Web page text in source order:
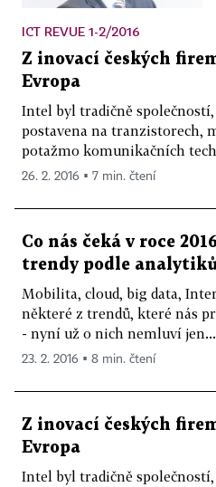
ICT REVUE 1-2/2016
Z inovací českých
Evropa
Intel byl tradičně společností,
postavena na tranzistorech,
potažmo komunikačních
26. 2. 2016 ▪ 7 min. čtení
Co nás čeká v roce
trendy podle
Mobilita, cloud, big data,
některé z trendů, které nás
- nyní už o nich nemluví jen...
23. 2. 2016 ▪ 8 min. čtení
Z inovací českých
Evropa
Intel byl tradičně společností,